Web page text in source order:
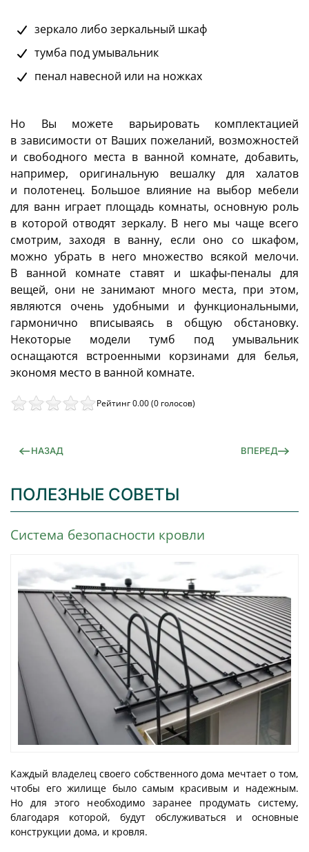
зеркало либо зеркальный шкаф
тумба под умывальник
пенал навесной или на ножках
Но Вы можете варьировать комплектацией
в зависимости от Ваших пожеланий, возможностей
и свободного места в ванной комнате, добавить,
например, оригинальную вешалку для халатов
и полотенец. Большое влияние на выбор мебели
для ванн играет площадь комнаты, основную роль
в которой отводят зеркалу. В него мы чаще всего
смотрим, заходя в ванну, если оно со шкафом,
можно убрать в него множество всякой мелочи.
В ванной комнате ставят и шкафы-пеналы для
вещей, они не занимают много места, при этом,
являются очень удобными и функциональными,
гармонично вписываясь в общую обстановку.
Некоторые модели тумб под умывальник
оснащаются встроенными корзинами для белья,
экономя место в ванной комнате.
Рейтинг 0.00 (0 голосов)
НАЗАД ВПЕРЕД
ПОЛЕЗНЫЕ СОВЕТЫ
Система безопасности кровли
Каждый владелец своего собственного дома мечтает о том,
чтобы его жилище было самым красивым и надежным.
Но для этого необходимо заранее продумать систему,
благодаря которой, будут обслуживаться и основные
конструкции дома, и кровля.